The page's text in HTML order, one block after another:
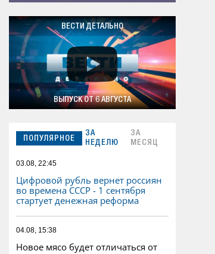
ВЕСТИ ДЕТАЛЬНО
ВЫПУСК ОТ 6 АВГУСТА
ПОПУЛЯРНОЕ
ЗА
НЕДЕЛЮ
ЗА
МЕСЯЦ
03.08, 22:45
Цифровой рубль вернет россиян
во времена СССР - 1 сентября
стартует денежная реформа
04.08, 15:38
Новое мясо будет отличаться от